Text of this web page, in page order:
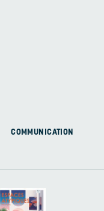
COMMUNICATION